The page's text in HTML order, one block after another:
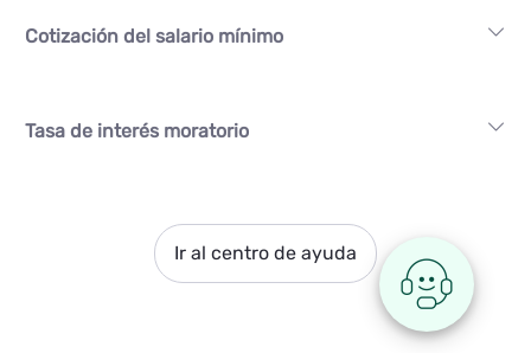
Cotización del salario mínimo
Tasa de interés moratorio
Ir al centro de ayuda